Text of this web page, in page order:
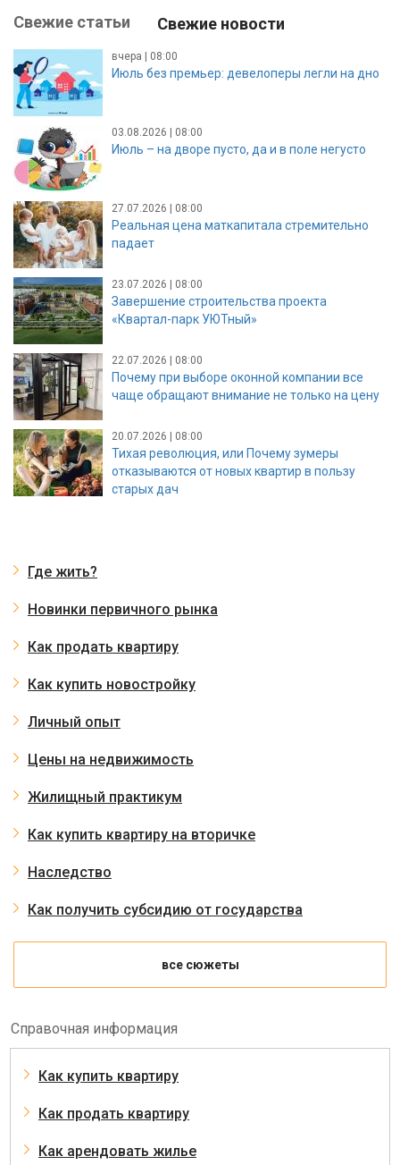
Свежие статьи Свежие новости
вчера | 08:00
Июль без премьер: девелоперы легли на дно
03.08.2026 | 08:00
Июль – на дворе пусто, да и в поле негусто
27.07.2026 | 08:00
Реальная цена маткапитала стремительно
падает
23.07.2026 | 08:00
Завершение строительства проекта
«Квартал-парк УЮТный»
22.07.2026 | 08:00
Почему при выборе оконной компании все
чаще обращают внимание не только на цену
20.07.2026 | 08:00
Тихая революция, или Почему зумеры
отказываются от новых квартир в пользу
старых дач
Где жить?
Новинки первичного рынка
Как продать квартиру
Как купить новостройку
Личный опыт
Цены на недвижимость
Жилищный практикум
Как купить квартиру на вторичке
Наследство
Как получить субсидию от государства
все сюжеты
Справочная информация
Как купить квартиру
Как продать квартиру
Как арендовать жилье